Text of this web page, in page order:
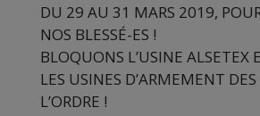
DU 29 AU 31 MARS 2019,
NOS BLESSÉ-ES !
BLOQUONS L’USINE ALSETEX
LES USINES D’ARMEMENT DES
L’ORDRE !